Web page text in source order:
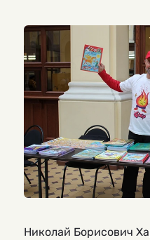
Николай Борисович